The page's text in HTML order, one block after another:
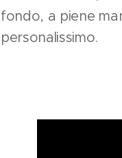
fondo, a piene
personalissimo.